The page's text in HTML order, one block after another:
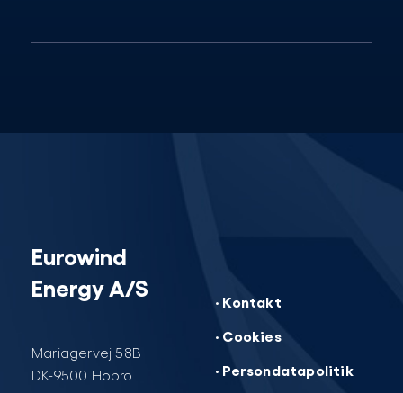
Eurowind
Energy A/S
Mariagervej 58B
DK-9500 Hobro
· Kontakt
· Cookies
· Persondatapolitik